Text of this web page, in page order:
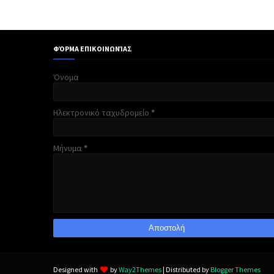
ΦΌΡΜΑ ΕΠΙΚΟΙΝΩΝΊΑΣ
Όνομα
Ηλεκτρονικό ταχυδρομείο *
Μήνυμα *
Designed with byWay2Themes | Distributed by Blogger Themes